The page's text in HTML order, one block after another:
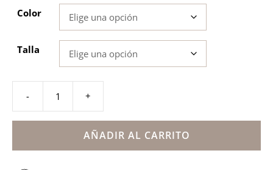
Color
Talla
-
bautizo
encaje
bebé
+
AÑADIR AL CARRITO